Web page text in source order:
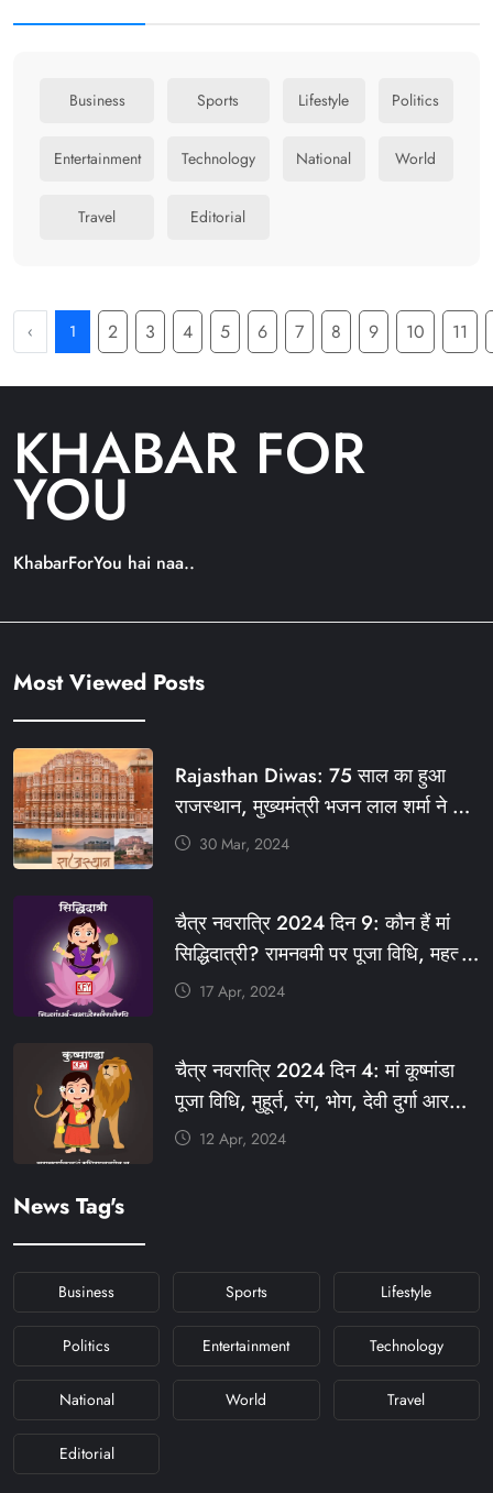
Business Sports Lifestyle Politics
Entertainment Technology National World
Travel Editorial
‹ 1 2 3 4 5 6 7 8 9 10 11
KHABAR FOR
YOU
KhabarForYou hai naa..
Most Viewed Posts
Rajasthan Diwas: 75 साल का हुआ
राजस्थान, मुख्यमंत्री भजन लाल शर्मा ने दी
बधाई, आज फ्री रहेंगी ये सेवाएं
#KHABARFORYOU #KFYNEWS
#KFYSOCIAL
30 Mar, 2024
चैत्र नवरात्रि 2024 दिन 9: कौन हैं मां
सिद्धिदात्री? रामनवमी पर पूजा विधि, महत्व,
रंग, प्रसाद #KFY #KFYNEWS
#NAVRATRIDAY
17 Apr, 2024
चैत्र नवरात्रि 2024 दिन 4: मां कूष्मांडा
पूजा विधि, मुहूर्त, रंग, भोग, देवी दुर्गा आरती
और मंत्र #KFY #KFYNEWS
12 Apr, 2024
News Tag's
Business Sports Lifestyle
Politics Entertainment Technology
National World Travel
Editorial